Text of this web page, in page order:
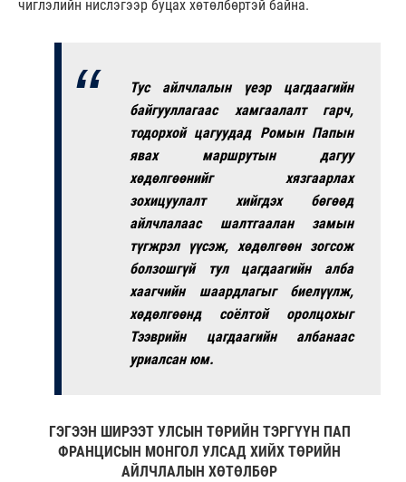
чиглэлийн нислэгээр буцах хөтөлбөртэй байна.
Тус айлчлалын үеэр цагдаагийн
байгууллагаас хамгаалалт гарч,
тодорхой цагуудад Ромын Папын
явах маршрутын дагуу
хөдөлгөөнийг хязгаарлах
зохицуулалт хийгдэх бөгөөд
айлчлалаас шалтгаалан замын
түгжрэл үүсэж, хөдөлгөөн зогсож
болзошгүй тул цагдаагийн алба
хаагчийн шаардлагыг биелүүлж,
хөдөлгөөнд соёлтой оролцохыг
Тээврийн цагдаагийн албанаас
уриалсан юм.
ГЭГЭЭН ШИРЭЭТ УЛСЫН ТӨРИЙН ТЭРГҮҮН ПАП
ФРАНЦИСЫН МОНГОЛ УЛСАД ХИЙХ ТӨРИЙН
АЙЛЧЛАЛЫН ХӨТӨЛБӨР